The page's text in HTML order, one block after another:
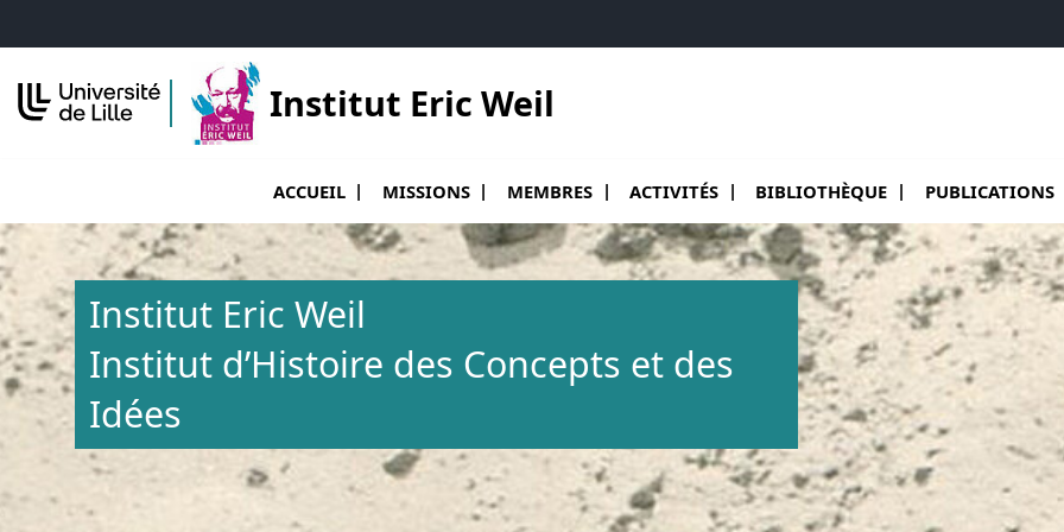
Institut Eric Weil
ACCUEIL MISSIONS MEMBRES ACTIVITÉS BIBLIOTHÈQUE PUBLICATIONS
Institut Eric Weil
Institut d’Histoire des Concepts et des
Idées